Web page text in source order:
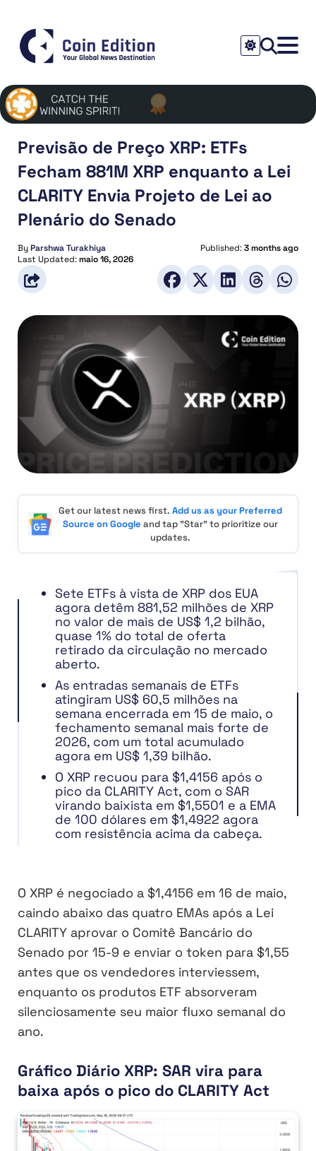
Previsão de Preço XRP: ETFs
Fecham 881M XRP enquanto a Lei
CLARITY Envia Projeto de Lei ao
Plenário do Senado
ByParshwa Turakhiya Published:3 months ago
Last Updated:maio 16, 2026
Get our latest news first. Add us as your Preferred
Source on Google and tap "Star" to prioritize our
updates.
Sete ETFs à vista de XRP dos EUA
agora detêm 881,52 milhões de XRP
no valor de mais de US$ 1,2 bilhão,
quase 1% do total de oferta
retirado da circulação no mercado
aberto.
As entradas semanais de ETFs
atingiram US$ 60,5 milhões na
semana encerrada em 15 de maio, o
fechamento semanal mais forte de
2026, com um total acumulado
agora em US$ 1,39 bilhão.
O XRP recuou para $1,4156 após o
pico da CLARITY Act, com o SAR
virando baixista em $1,5501 e a EMA
de 100 dólares em $1,4922 agora
com resistência acima da cabeça.
O XRP é negociado a $1,4156 em 16 de maio,
caindo abaixo das quatro EMAs após a Lei
CLARITY aprovar o Comitê Bancário do
Senado por 15-9 e enviar o token para $1,55
antes que os vendedores interviessem,
enquanto os produtos ETF absorveram
silenciosamente seu maior fluxo semanal do
ano.
Gráfico Diário XRP: SAR vira para
baixa após o pico do CLARITY Act